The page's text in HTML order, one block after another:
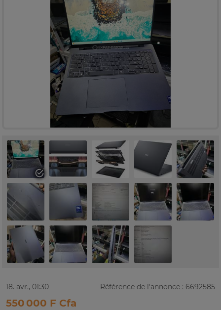
18. avr., 01:30 Référence de l'annonce : 6692585
550 000 F Cfa